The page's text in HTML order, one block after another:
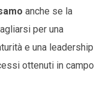
anche se la
per una
e una leadership
ottenuti in campo